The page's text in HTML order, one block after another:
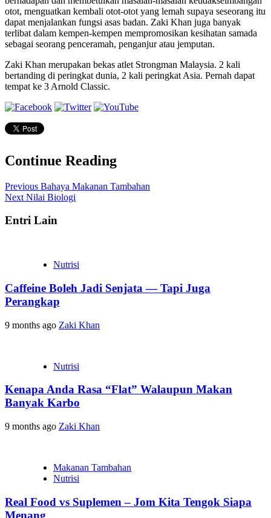
otot, menguatkan kembali otot-otot yang lemah supaya seseorang itu
dapat menjalankan fungsi asas badan. Zaki Khan juga banyak
terlibat dalam kempen-kempen mempromosikan kesihatan samada
sebagai seorang penceramah, penganjur atau jemputan.
Zaki Khan merupakan bekas atlet Strongman Malaysia. 2 kali
bertanding di peringkat dunia, 2 kali peringkat Asia. Pernah dapat
tempat ke 3 Arnold Classic.
Continue Reading
Previous Bahaya Makanan Tambahan
Next Nilai Biologi
Entri Lain
Nutrisi
Caffeine Boleh Jadi Senjata — Tapi Juga
Perangkap
9 months ago Zaki Khan
Nutrisi
Kenapa Anda Rasa “Flat” Walaupun Makan
Banyak Karbo
9 months ago Zaki Khan
Makanan Tambahan
Nutrisi
Real Food vs Suplemen – Jom Kita Tengok Siapa
Menang